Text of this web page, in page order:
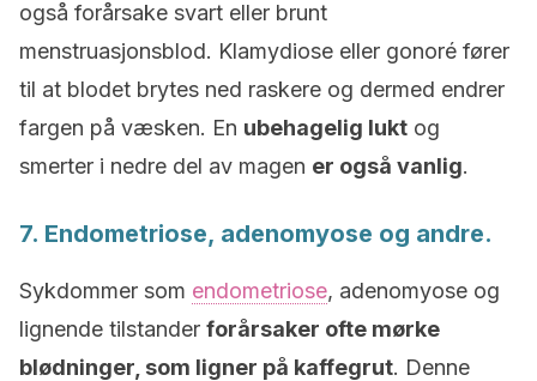
også forårsake svart eller brunt
menstruasjonsblod. Klamydiose eller gonoré fører
til at blodet brytes ned raskere og dermed endrer
fargen på væsken. En ubehagelig lukt og
smerter i nedre del av magen er også vanlig.
7. Endometriose, adenomyose og andre.
Sykdommer som endometriose, adenomyose og
lignende tilstander forårsaker ofte mørke
blødninger, som ligner på kaffegrut. Denne